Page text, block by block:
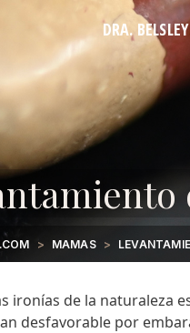
DRA. BELSLEY
FILOSOFÍA
CREDENCIALES
MAMAS
ironías de la naturaleza
desfavorable por